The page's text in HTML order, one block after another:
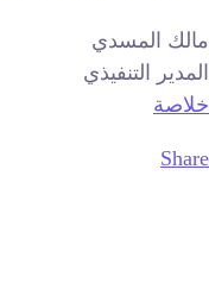
مالك المسدي
المدير التنفيذي
خلاصة
Share